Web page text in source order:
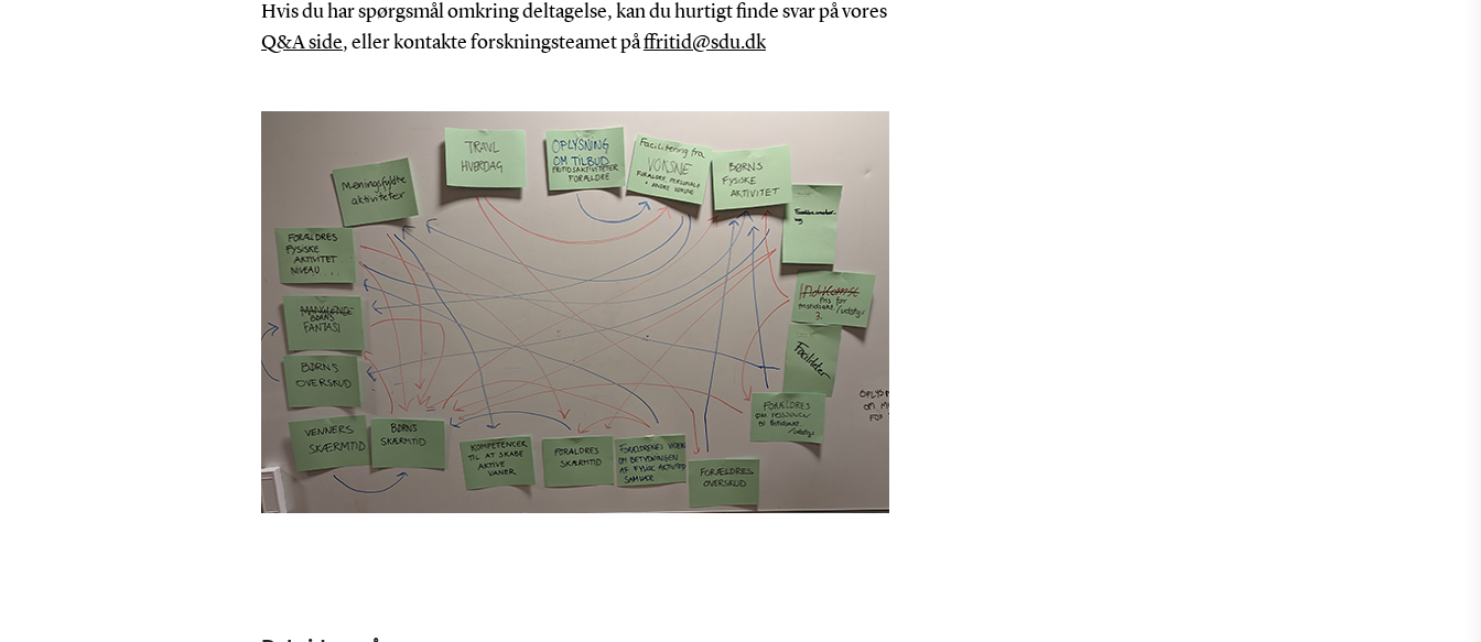
Hvis du har spørgsmål omkring deltagelse, kan du hurtigt finde svar på vores
Q&A side, eller kontakte forskningsteamet påffritid@sdu.dk